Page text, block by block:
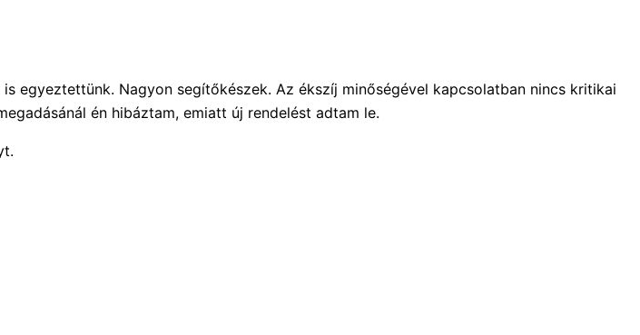
egyeztettünk. Nagyon segítőkészek. Az ékszíj minőségével kapcsolatban nincs kritikai
én hibáztam, emiatt új rendelést adtam le.